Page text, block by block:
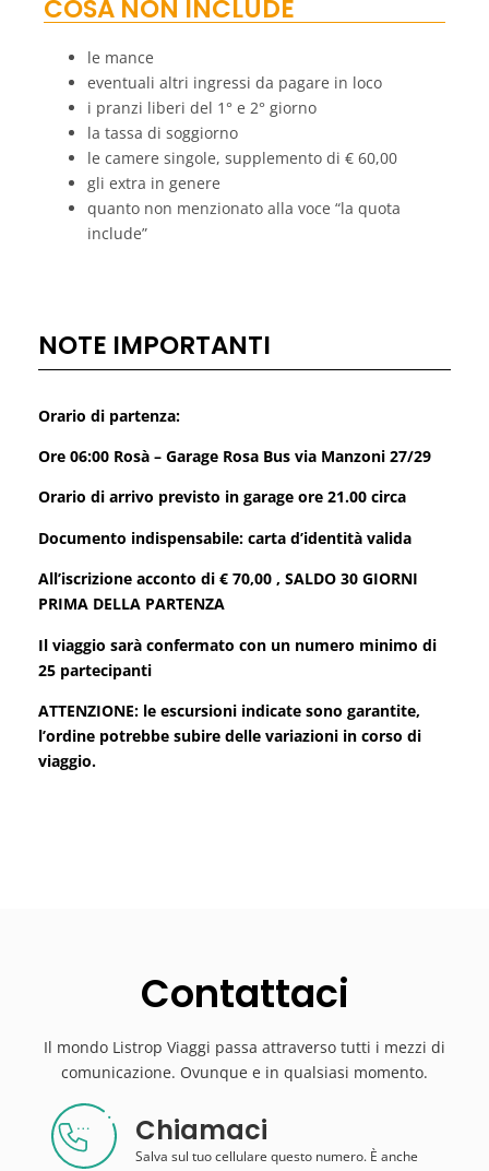
COSA NON INCLUDE
le mance
eventuali altri ingressi da pagare in loco
i pranzi liberi del 1° e 2° giorno
la tassa di soggiorno
le camere singole, supplemento di € 60,00
gli extra in genere
quanto non menzionato alla voce “la quota
include”
NOTE IMPORTANTI
Orario di partenza:
Ore 06:00 Rosà – Garage Rosa Bus via Manzoni 27/29
Orario di arrivo previsto in garage ore 21.00 circa
Documento indispensabile: carta d’identità valida
All’iscrizione acconto di € 70,00 , SALDO 30 GIORNI
PRIMA DELLA PARTENZA
Il viaggio sarà confermato con un numero minimo di
25 partecipanti
ATTENZIONE: le escursioni indicate sono garantite,
l’ordine potrebbe subire delle variazioni in corso di
viaggio.
Contattaci
Il mondo Listrop Viaggi passa attraverso tutti i mezzi di
comunicazione. Ovunque e in qualsiasi momento.
Chiamaci
Salva sul tuo cellulare questo numero. È anche